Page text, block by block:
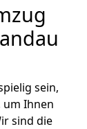
sein,
um Ihnen
sind die